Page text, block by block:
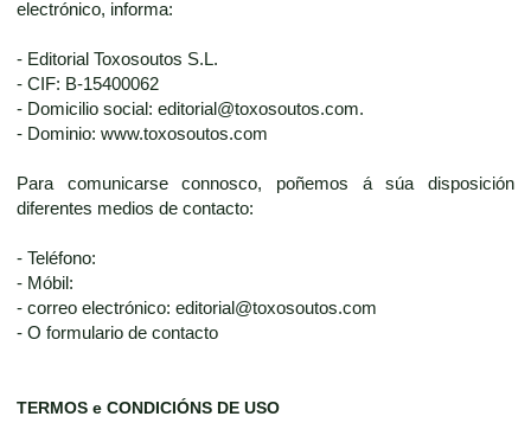
electrónico, informa:
- Editorial Toxosoutos S.L.
- CIF: B-15400062
- Domicilio social: editorial@toxosoutos.com.
- Dominio: www.toxosoutos.com
Para comunicarse connosco, poñemos á súa disposición
diferentes medios de contacto:
- Teléfono:
- Móbil:
- correo electrónico: editorial@toxosoutos.com
- O formulario de contacto
TERMOS e CONDICIÓNS DE USO